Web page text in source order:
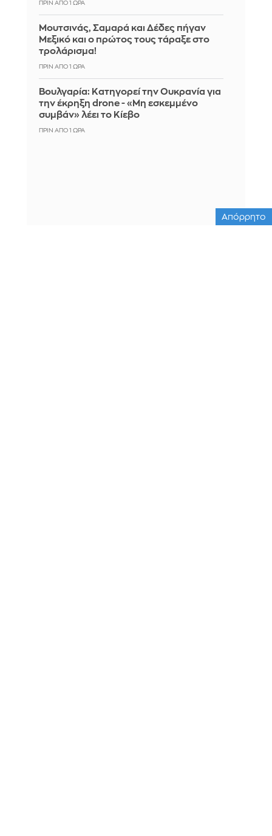
ΠΡΙΝ ΑΠΌ 1 ΏΡΑ
Μουτσινάς, Σαμαρά και Δέδες πήγαν
Μεξικό και ο πρώτος τους τάραξε στο
τρολάρισμα!
ΠΡΙΝ ΑΠΌ 1 ΏΡΑ
Βουλγαρία: Κατηγορεί την Ουκρανία για
την έκρηξη drone - «Μη εσκεμμένο
συμβάν» λέει το Κίεβο
ΠΡΙΝ ΑΠΌ 1 ΏΡΑ
Απόρρητο